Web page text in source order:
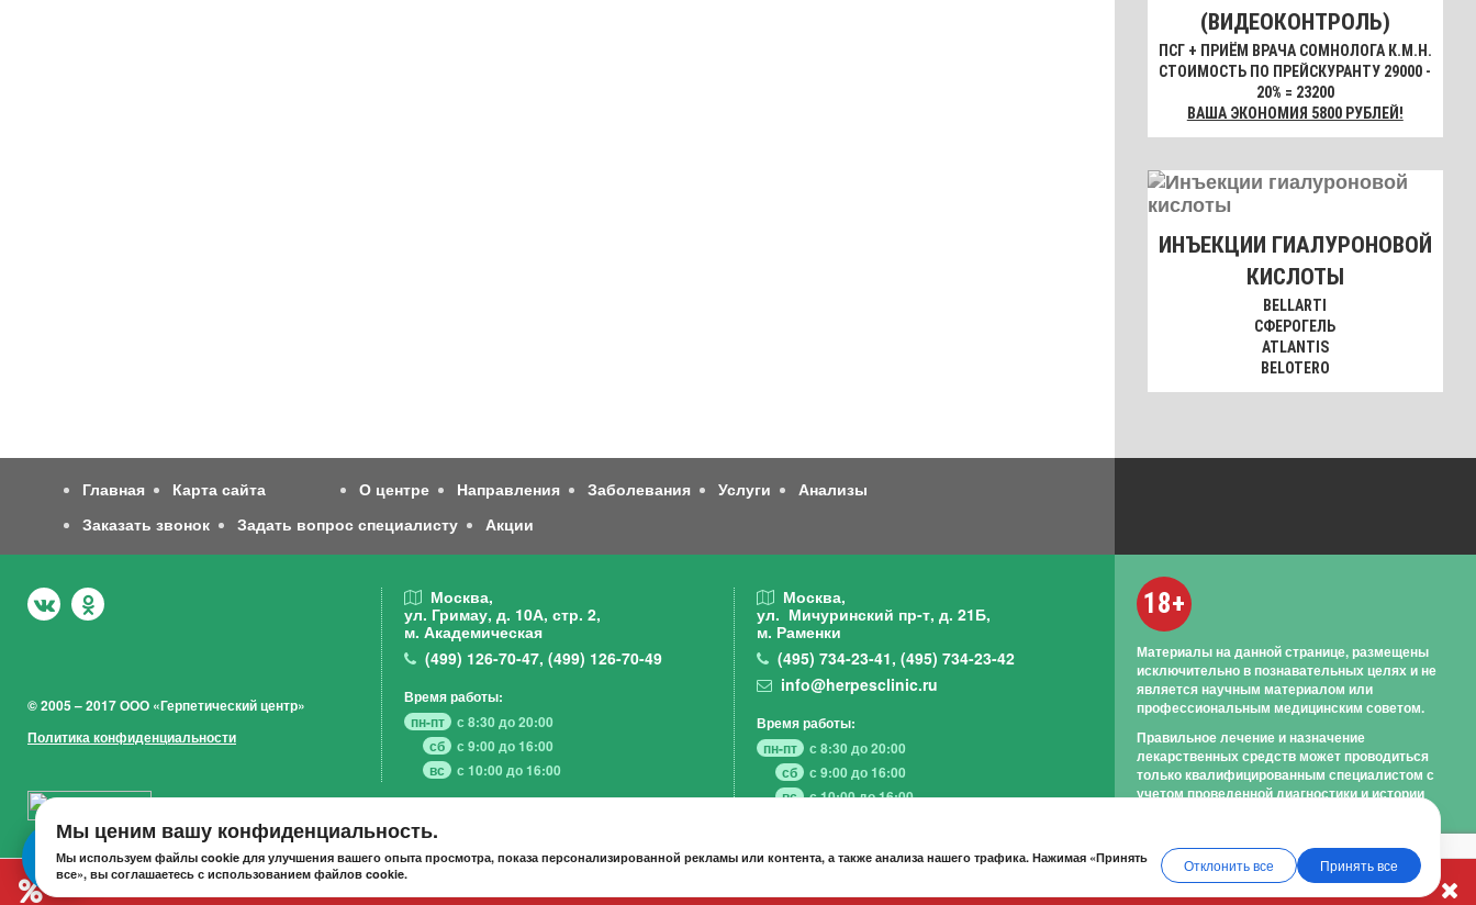
(ВИДЕОКОНТРОЛЬ)
ПСГ + ПРИЁМ ВРАЧА СОМНОЛОГА К.М.Н.
СТОИМОСТЬ ПО ПРЕЙСКУРАНТУ 29000 -
20% = 23200
ВАША ЭКОНОМИЯ 5800 РУБЛЕЙ!
ИНЪЕКЦИИ ГИАЛУРОНОВОЙ
КИСЛОТЫ
BELLARTI
СФЕРОГЕЛЬ
ATLANTIS
BELOTERO
Главная Карта сайта О центре Направления Заболевания Услуги
Анализы
Заказать звонок
Задать вопрос специалисту Акции
© 2005 – 2017 ООО «Герпетический центр»
Политика конфиденциальности
Москва,
ул. Гримау, д. 10А, стр. 2,
м. Академическая
(499) 126-70-47, (499) 126-70-49
Время работы:
пн-пт
с 8:30 до 20:00
сб
с 9:00 до 16:00
вс
с 10:00 до 16:00
Москва,
ул. Мичуринский пр-т, д. 21Б,
м. Раменки
(495)734-23-41,(495)734-23-42
info@herpesclinic.ru
Время работы:
пн-пт
с 8:30 до 20:00
сб
с 9:00 до 16:00
вс
с 10:00 до 16:00
18+
Материалы на данной странице, размещены
исключительно в познавательных целях и не
является научным материалом или
профессиональным медицинским советом.
Правильное лечение и назначение
лекарственных средств может проводиться
только квалифицированным специалистом с
учетом проведенной диагностики и истории
Мы ценим вашу конфиденциальность.
Мы используем файлы cookie для улучшения вашего опыта просмотра, показа персонализированной рекламы или контента, а также анализа нашего трафика. Нажимая «Принять
все», вы соглашаетесь с использованием файлов cookie.
Отклонить все Принять все